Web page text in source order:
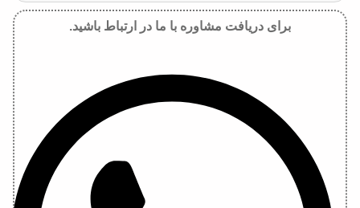
برای دریافت مشاوره با ما در ارتباط باشید.